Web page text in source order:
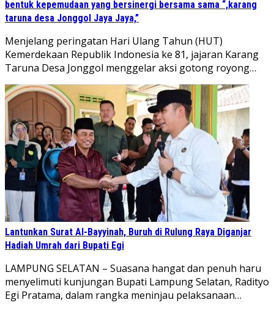
bentuk kepemudaan yang bersinergi bersama sama “,karang
taruna desa Jonggol Jaya Jaya,”
‎Menjelang peringatan Hari Ulang Tahun (HUT)
Kemerdekaan Republik Indonesia ke 81, jajaran Karang
Taruna Desa Jonggol menggelar aksi gotong royong…
Lantunkan Surat Al-Bayyinah, Buruh di Rulung Raya Diganjar
Hadiah Umrah dari Bupati Egi
LAMPUNG SELATAN – Suasana hangat dan penuh haru
menyelimuti kunjungan Bupati Lampung Selatan, Radityo
Egi Pratama, dalam rangka meninjau pelaksanaan…